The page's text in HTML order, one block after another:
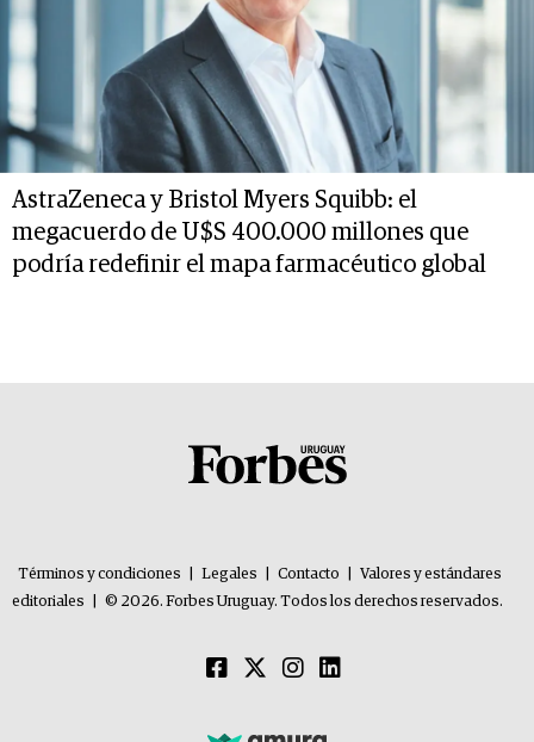
AstraZeneca y Bristol Myers Squibb: el
megacuerdo de U$S 400.000 millones que
podría redefinir el mapa farmacéutico global
Términos y condiciones Legales Contacto
Valores y estándares
editoriales
© 2026. Forbes Uruguay. Todos los derechos reservados.